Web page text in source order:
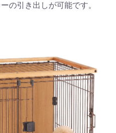
の引き出しが可能です。